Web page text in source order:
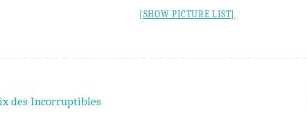
[SHOW PICTURE LIST]
des Incorruptibles